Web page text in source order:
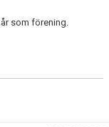
som förening.